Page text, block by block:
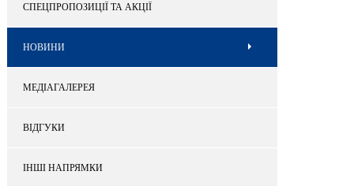
СПЕЦПРОПОЗИЦІЇ ТА АКЦІЇ
НОВИНИ
МЕДІАГАЛЕРЕЯ
ВІДГУКИ
ІНШІ НАПРЯМКИ